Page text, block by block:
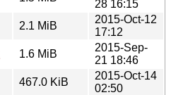
28 16:15
2.1 MiB
2015-Oct-12
17:12
1.6 MiB
2015-Sep-
21 18:46
467.0 KiB
2015-Oct-14
02:50